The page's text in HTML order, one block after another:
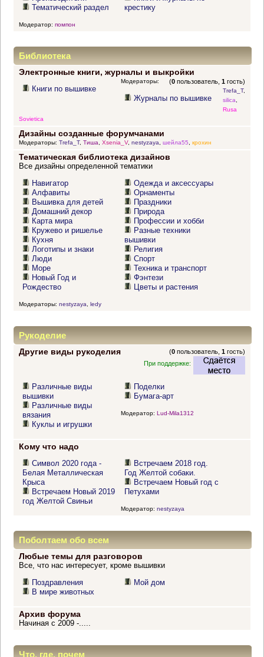
Тематический раздел
крестику
Модератор: помпон
Библиотека
Электронные книги, журналы и выкройки
(0 пользователь,1 гость)
Книги по вышивке
Журналы по вышивке
Модераторы:
Trefa_T,
silica,
Rusa
Sovietica
Дизайны созданные форумчанами
Модераторы: Trefa_T, Тиша, Xsenia_V, nestyzaya, шейла55, крохин
Тематическая библиотека дизайнов
Все дизайны определенной тематики
Навигатор
Алфавиты
Вышивка для детей
Домашний декор
Карта мира
Кружево и ришелье
Кухня
Логотипы и знаки
Люди
Море
Новый Год и
Рождество
Одежда и аксессуары
Орнаменты
Праздники
Природа
Профессии и хобби
Разные техники
вышивки
Религия
Спорт
Техника и транспорт
Фэнтези
Цветы и растения
Модераторы: nestyzaya ledy
Рукоделие
Другие виды рукоделия (0 пользователь,1 гость)
При поддержке:
Различные виды
вышивки
Различные виды
вязания
Куклы и игрушки
Поделки
Бумага-арт
Модератор: Lud-Mila1312
Кому что надо
Символ 2020 года -
Белая Металлическая
Крыса
Встречаем Новый 2019
год Желтой Свиньи
Встречаем 2018 год.
Год Желтой собаки.
Встречаем Новый год с
Петухами
Модератор: nestyzaya
Поболтаем обо всем
Любые темы для разговоров
Все, что нас интересует, кроме вышивки
Поздравления
В мире животных
Мой дом
Архив форума
Начиная с 2009 -.....
Что, где, почем